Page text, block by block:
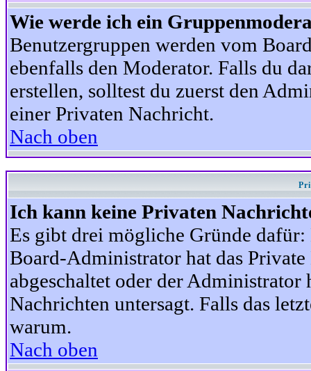
Wie werde ich ein
Benutzergruppen werden vom
ebenfalls den Moderator. Falls du
erstellen, solltest du zuerst den
einer Privaten Nachricht.
Nach oben
Ich kann keine Privaten
Es gibt drei mögliche Gründe
Board-Administrator hat das
abgeschaltet oder der
Nachrichten untersagt. Falls das
warum.
Nach oben